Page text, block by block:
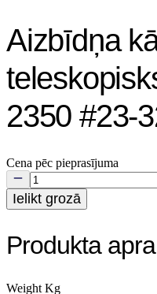
Aizbīdņa
2350 #23-
Cena pēc pieprasījuma
Ielikt grozā
Produkta
Weight Kg